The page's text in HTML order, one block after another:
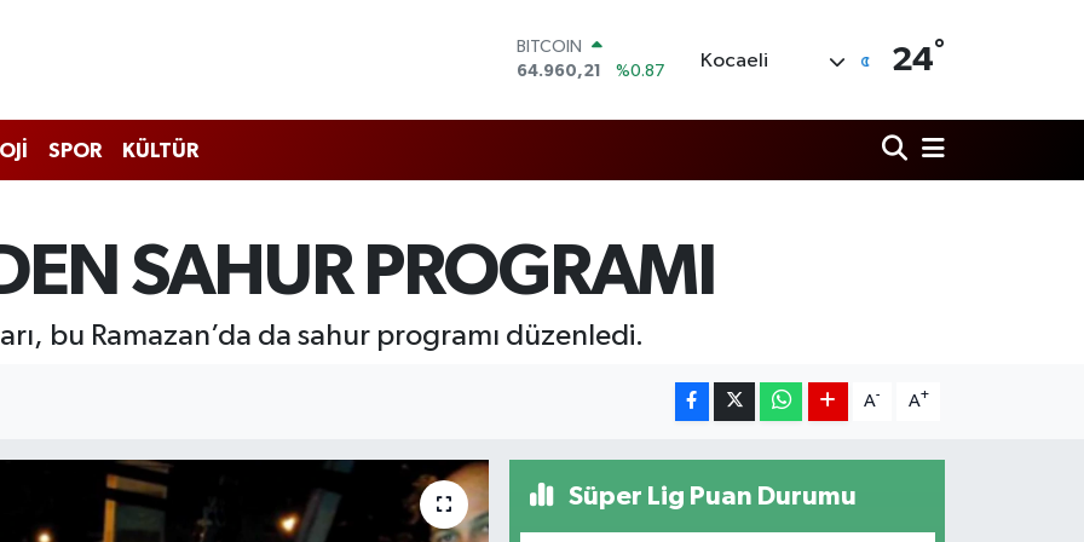
BITCOIN
64.960,21
%0.87
47,7436
%0.18
GRAM ALTIN
6660.55
%0.03
BİST100
Kocaeli 24°
SPOR KÜLTÜR
SAHUR PROGRAMI
bu Ramazan’da da sahur programı düzenledi.
A- A+
Süper Lig Puan Durumu